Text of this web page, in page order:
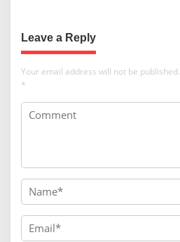
Leave a Reply
Your email address will not be published.
*